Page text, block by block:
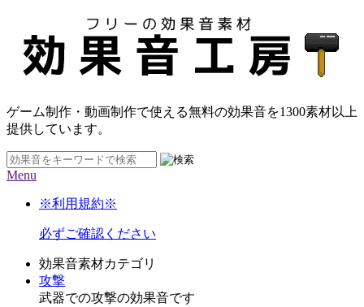
ゲーム制作・動画制作で使える無料の効果音を1300素材以上
提供しています。
Menu
※利用規約※
必ずご確認ください
効果音素材カテゴリ
攻撃
武器での攻撃の効果音です